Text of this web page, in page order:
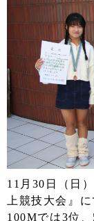
11月30日（日
上競技大会』
100Mでは3位